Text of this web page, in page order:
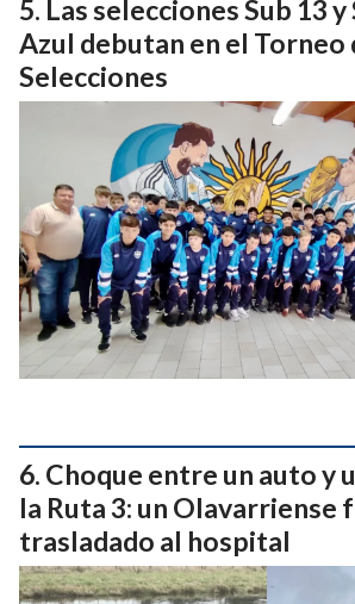
Las selecciones Sub 13 y
Azul debutan en el Torneo
Selecciones
Choque entre un auto y
la Ruta 3: un Olavarriense
trasladado al hospital